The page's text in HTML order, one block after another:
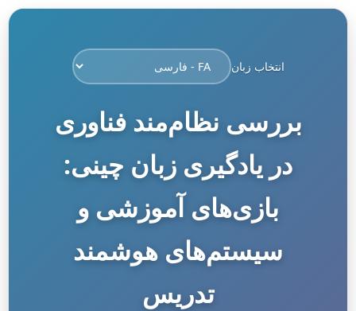
انتخاب زبان
بررسی نظام‌مند فناوری
در یادگیری زبان چینی:
بازی‌های آموزشی و
سیستم‌های هوشمند
تدریس